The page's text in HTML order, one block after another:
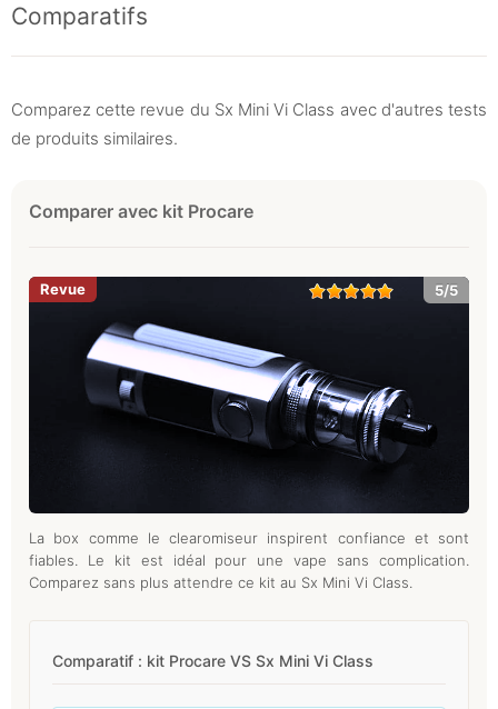
Comparatifs
Comparez cette revue du Sx Mini Vi Class avec d'autres tests
de produits similaires.
Comparer avec kit Procare
5/5
La box comme le clearomiseur inspirent confiance et sont
fiables. Le kit est idéal pour une vape sans complication.
Comparez sans plus attendre ce kit au Sx Mini Vi Class.
Comparatif : kit Procare VS Sx Mini Vi Class